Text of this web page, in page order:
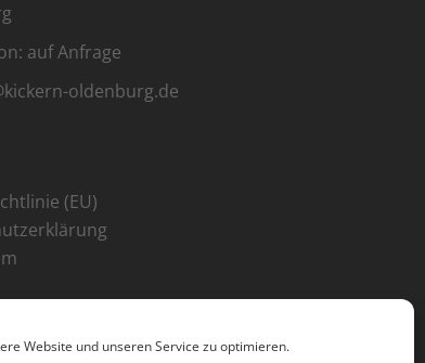
Website und unseren Service zu optimieren.
auf Anfrage
oldenburg.de
(EU)